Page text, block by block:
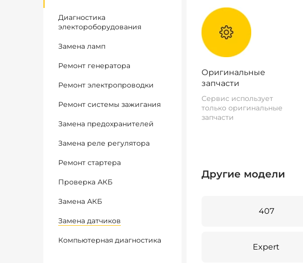
Диагностика
электороборудования
Замена ламп
Ремонт генератора
Ремонт электропроводки
Ремонт системы зажигания
Замена предохранителей
Замена реле регулятора
Ремонт стартера
Проверка АКБ
Замена АКБ
Замена датчиков
Компьютерная диагностика
Оригинальные
запчасти
Сервис использует
только оригинальные
запчасти
Другие модели
407
Expert